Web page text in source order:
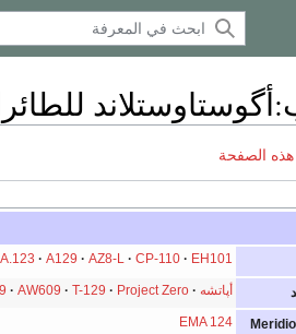
:أگوستاوستلاند
الصفحة
A.123 A129 AZ8-L CP-110 EH101
أپاتشه AW609 T-129 Project Zero
EMA 124